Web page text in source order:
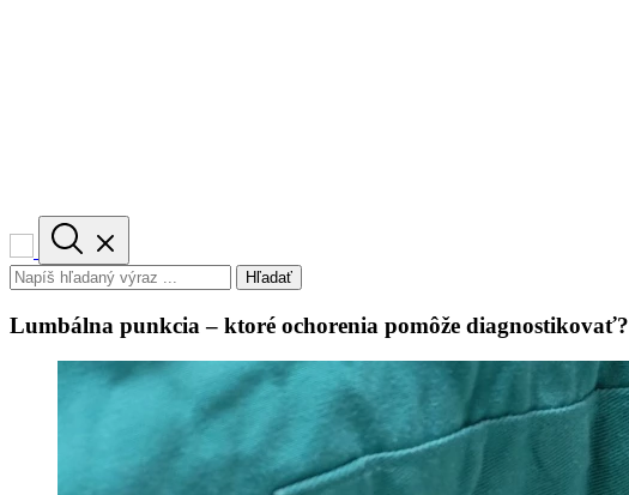
Hľadať
Lumbálna punkcia – ktoré ochorenia pomôže diagnostikovať?